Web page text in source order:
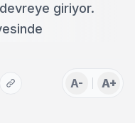
giriyor.
A- A+